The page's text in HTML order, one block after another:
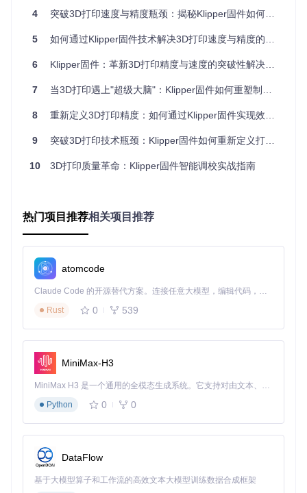
控制主板：推荐BigTreeTech SKR系列、Raspberry Pi Pico
计算单元：Raspberry Pi 3B+及以上型号
（可选）
振动检测和输入整形功能
系统准备
启动Raspberry Pi，通过浏览器访问OctoPrint网页界面
通过SSH连接到Raspberry Pi，执行以下命令：
git clone https://gitcode.com/gh_mirrors/kli/klipper
# 运行安装脚本
依赖包和配置系统服务，全程约5分钟。
编译固件
运行配置工具：
根据主板型号进行配置，主要选项包括：
4 突破3D打印速度与精度瓶颈：揭秘Klipper固件如何实现打印质量与效率的双重提升
5 如何通过Klipper固件技术解决3D打印速度与精度的核心矛盾
6 Klipper固件：革新3D打印精度与速度的突破性解决方案
7 当3D打印遇上"超级大脑"：Klipper固件如何重塑制造业精度极限？
8 重新定义3D打印精度：如何通过Klipper固件实现效率与质量的双重突破
9 突破3D打印技术瓶颈：Klipper固件如何重新定义打印精度与速度
10 3D打印质量革命：Klipper固件智能调校实战指南
热门项目推荐相关项目推荐
atomcode
Claude Code 的开源替代方案。连接任意大模型，编辑代码，运行命令，自动验证 — 全自动执行。用 Rust 构建，极致性能。 ｜ An open-source alternative to Claude Code. Connect any LLM, edit code, run commands, and verify changes — autonomously. Built in Rust for speed. Get Started
Rust
0 539
MiniMax-H3
MiniMax H3 是一个通用的全模态生成系统。它支持对由文本、图像、视频和音频组成的多模态上下文进行统一理解，并能生成分辨率高达 2K、时长可达 15 秒的带原生立体声音频的视频。得益于面向任务泛化的系统设计，H3 在预训练阶段就已具备广泛的多模态上下文理解与生成能力，能够出色地执行复杂的多模态指令。
Python
0 0
DataFlow
基于大模型算子和工作流的高效文本大模型训练数据合成框架